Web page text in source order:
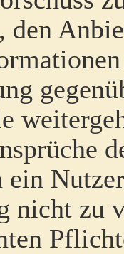
ein
nicht zu